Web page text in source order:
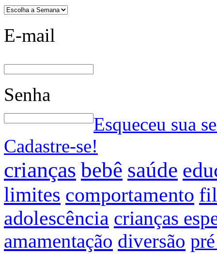
E-mail
Senha
Esqueceu sua
Cadastre-se!
crianças bebê saúde
limites comportamento
adolescência crianças
amamentação diversão